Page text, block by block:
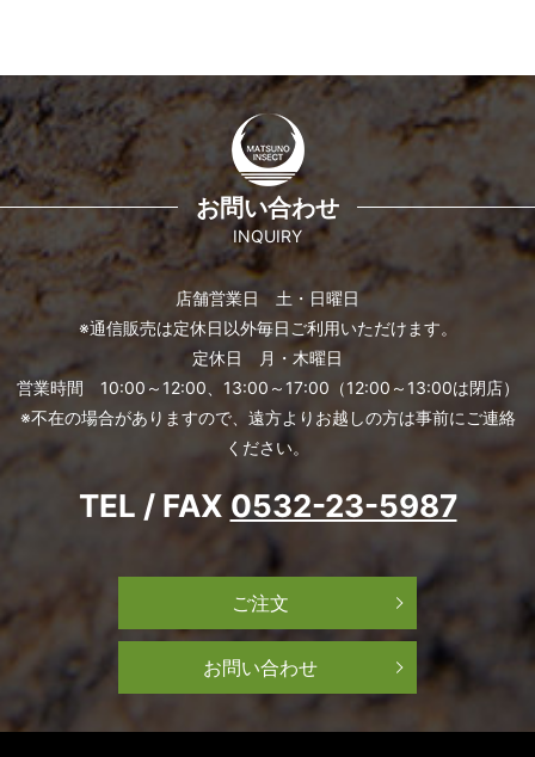
お問い合わせ
INQUIRY
店舗営業日 土・日曜日
※通信販売は定休日以外毎日ご利用いただけます。
定休日 月・木曜日
営業時間 10:00～12:00、13:00～17:00（12:00～13:00は閉店）
※不在の場合がありますので、遠方よりお越しの方は事前にご連絡
ください。
TEL / FAX 0532-23-5987
ご注文
お問い合わせ